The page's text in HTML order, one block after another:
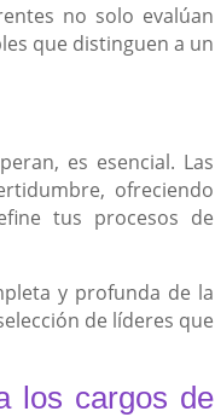
no solo evalúan
que distinguen a un
es esencial. Las
ofreciendo
tus procesos de
y profunda de la
de líderes que
los cargos de